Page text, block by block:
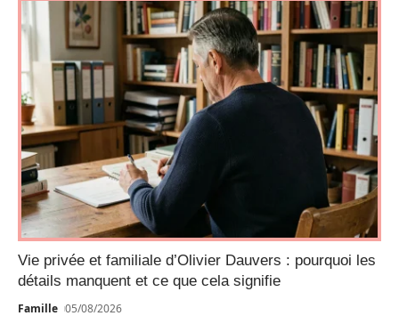
Vie privée et familiale d’Olivier Dauvers : pourquoi les
détails manquent et ce que cela signifie
Famille 05/08/2026